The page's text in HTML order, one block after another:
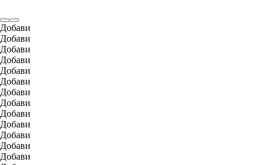
Добави
Добави
Добави
Добави
Добави
Добави
Добави
Добави
Добави
Добави
Добави
Добави
Добави